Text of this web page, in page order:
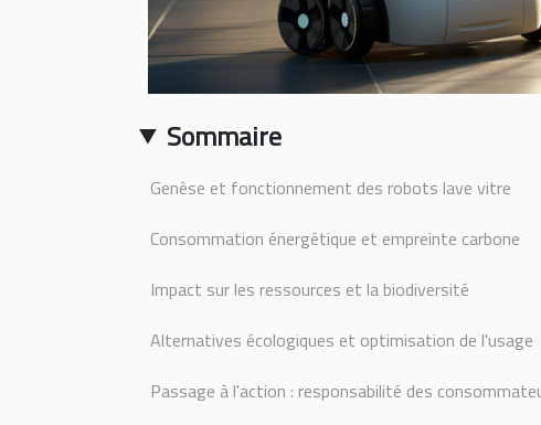
Sommaire
Genèse et fonctionnement des robots lave vitre
Consommation énergétique et empreinte carbone
Impact sur les ressources et la biodiversité
Alternatives écologiques et optimisation de l'usage
Passage à l'action : responsabilité des